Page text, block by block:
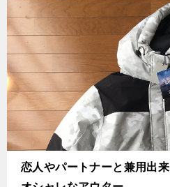
恋人やパートナーと兼用出